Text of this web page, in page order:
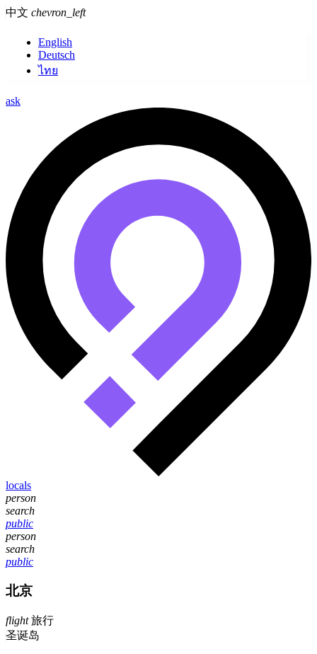
中文 chevron_left
English
Deutsch
ไทย
ask
locals
person
search
public
person
search
public
北京
flight旅行
圣诞岛